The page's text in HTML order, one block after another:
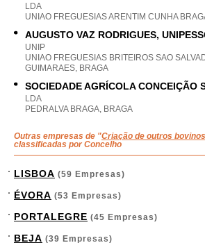
LDA
UNIAO FREGUESIAS ARENTIM CUNHA
AUGUSTO VAZ RODRIGUES,
UNIP
UNIAO FREGUESIAS BRITEIROS SAO
GUIMARAES, BRAGA
SOCIEDADE AGRÍCOLA CONCEIÇÃO
LDA
PEDRALVA BRAGA, BRAGA
Outras empresas de "Criação de outros
classificadas por Concelho
LISBOA (59 Empresas)
ÉVORA (53 Empresas)
PORTALEGRE (45 Empresas)
BEJA (39 Empresas)